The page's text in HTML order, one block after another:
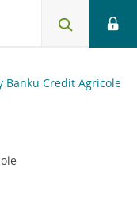
Banku Credit Agricole